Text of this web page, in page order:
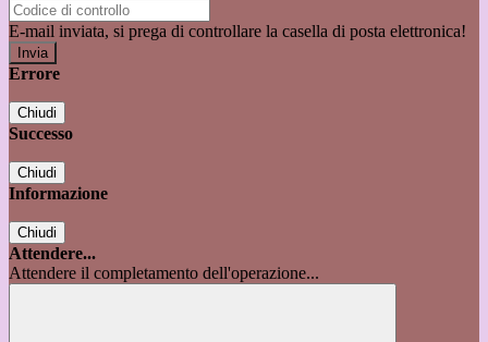
E-mail inviata, si prega di controllare la casella di posta elettronica!
Errore
Chiudi
Successo
Chiudi
Informazione
Chiudi
Attendere...
Attendere il completamento dell'operazione...